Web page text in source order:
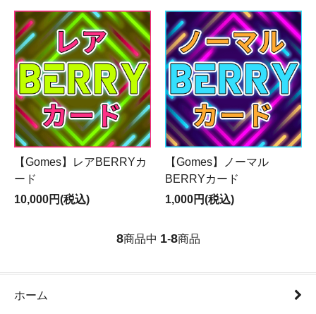
【Gomes】レアBERRYカ
ード
10,000円(税込)
【Gomes】ノーマル
BERRYカード
1,000円(税込)
8商品中 1-8商品
ホーム